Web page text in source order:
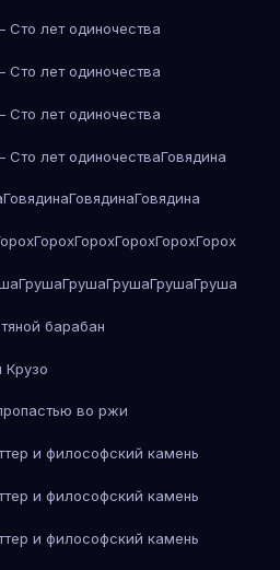
лет одиночества
лет одиночества
лет одиночества
лет одиночестваГовядина
ГовядинаГовядинаГовядина
ГорохГорохГорохГорохГорох
ГрушаГрушаГрушаГрушаГруша
барабан
во ржи
и философский камень
и философский камень
и философский камень